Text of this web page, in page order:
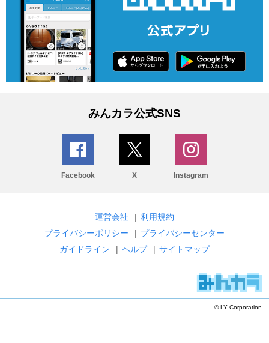
みんカラ公式SNS
Facebook X Instagram
運営会社 | 利用規約
プライバシーポリシー
| プライバシーセンター
ガイドライン
| ヘルプ | サイトマップ
© LY Corporation